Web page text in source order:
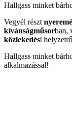
Hallgass minket
Vegyél részt
kívánságműsorban,
közlekedési
Hallgass minket
alkalmazással!